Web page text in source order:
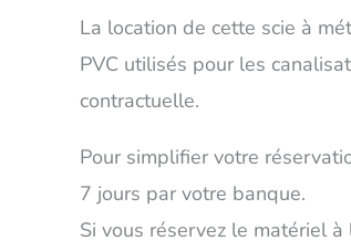
La location de cette scie à
PVC utilisés pour les
contractuelle.
Pour simplifier votre
7 jours par votre banque.
Si vous réservez le matériel